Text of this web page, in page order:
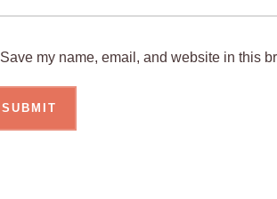
Save my name, email, and website in this